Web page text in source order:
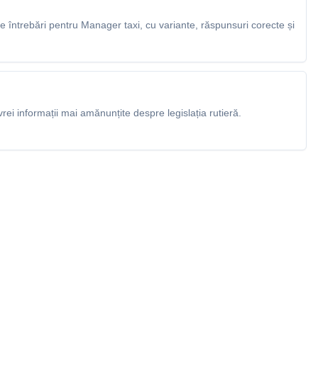
întrebări pentru Manager taxi, cu variante, răspunsuri corecte și
informații mai amănunțite despre legislația rutieră.